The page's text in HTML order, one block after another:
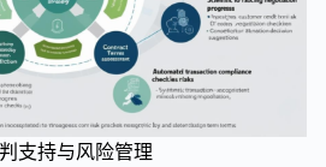
支持与风险管理